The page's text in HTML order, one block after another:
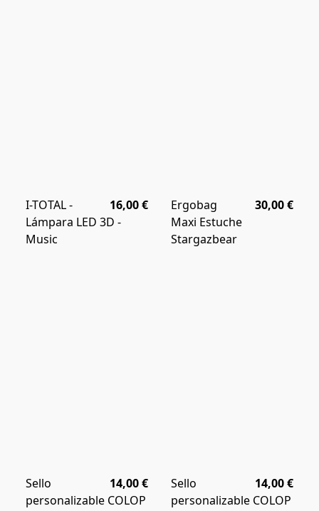
16,00 €
I-TOTAL -
Lámpara LED 3D -
Music
30,00 €
Ergobag
Maxi Estuche
Stargazbear
14,00 €
Sello
personalizable COLOP
14,00 €
Sello
personalizable COLOP